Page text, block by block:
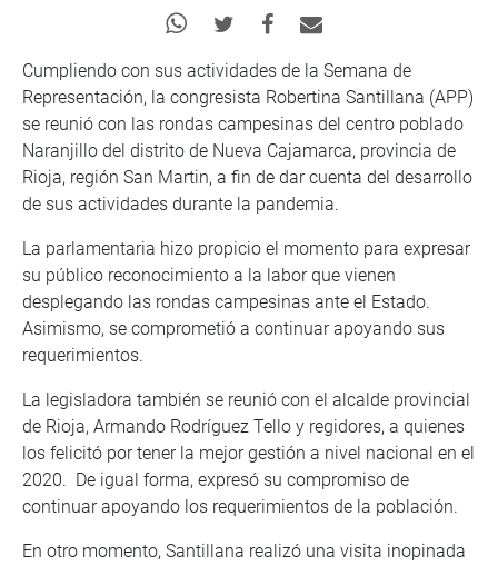
Cumpliendo con sus actividades de la Semana de
Representación, la congresista Robertina Santillana (APP)
se reunió con las rondas campesinas del centro poblado
Naranjillo del distrito de Nueva Cajamarca, provincia de
Rioja, región San Martin, a fin de dar cuenta del desarrollo
de sus actividades durante la pandemia.
La parlamentaria hizo propicio el momento para expresar
su público reconocimiento a la labor que vienen
desplegando las rondas campesinas ante el Estado.
Asimismo, se comprometió a continuar apoyando sus
requerimientos.
La legisladora también se reunió con el alcalde provincial
de Rioja, Armando Rodríguez Tello y regidores, a quienes
los felicitó por tener la mejor gestión a nivel nacional en el
2020. De igual forma, expresó su compromiso de
continuar apoyando los requerimientos de la población.
En otro momento, Santillana realizó una visita inopinada